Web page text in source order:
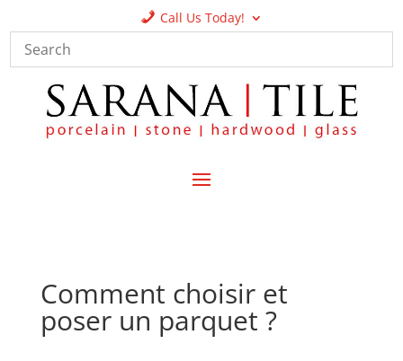
Call Us Today!
Comment choisir et
poser un parquet ?